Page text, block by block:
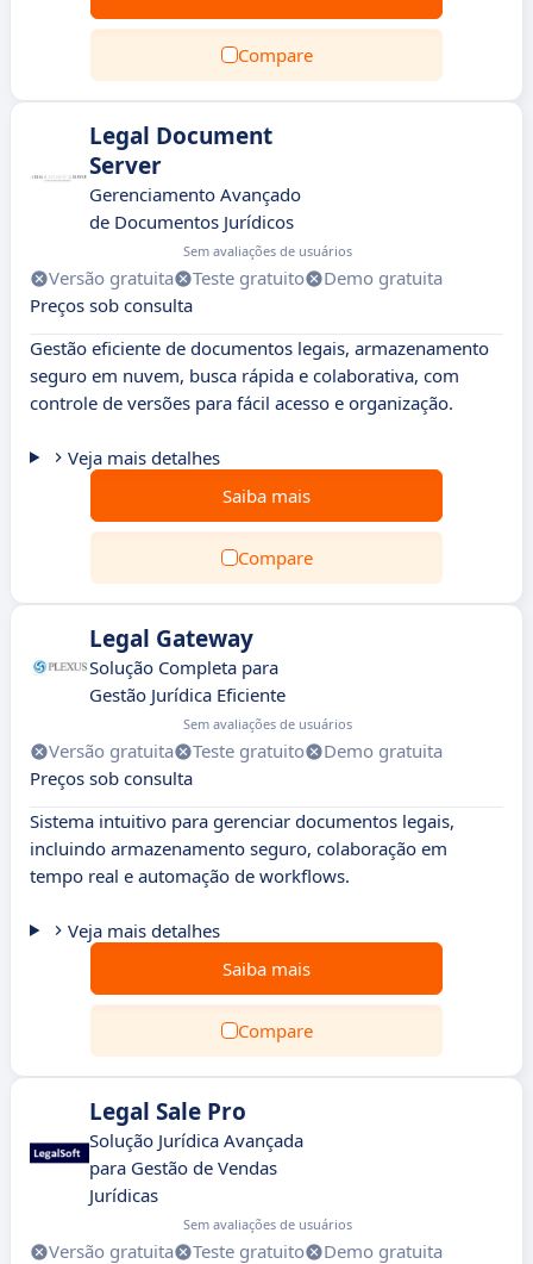
Compare
Legal Document
Server
Gerenciamento Avançado
de Documentos Jurídicos
Sem avaliações de usuários
Versão gratuita Teste gratuito
Demo gratuita
Preços sob consulta
Gestão eficiente de documentos legais, armazenamento
seguro em nuvem, busca rápida e colaborativa, com
controle de versões para fácil acesso e organização.
Veja mais detalhes
Saiba mais
Compare
Legal Gateway
Solução Completa para
Gestão Jurídica Eficiente
Sem avaliações de usuários
Versão gratuita Teste gratuito
Demo gratuita
Preços sob consulta
Sistema intuitivo para gerenciar documentos legais,
incluindo armazenamento seguro, colaboração em
tempo real e automação de workflows.
Veja mais detalhes
Saiba mais
Compare
Legal Sale Pro
Solução Jurídica Avançada
para Gestão de Vendas
Jurídicas
Sem avaliações de usuários
Versão gratuita Teste gratuito
Demo gratuita